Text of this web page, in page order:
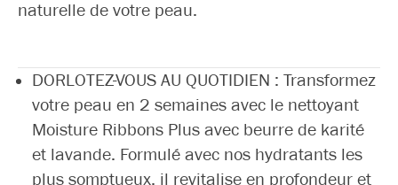
naturelle de votre peau.
DORLOTEZ-VOUS AU QUOTIDIEN : Transformez
votre peau en 2 semaines avec le nettoyant
Moisture Ribbons Plus avec beurre de karité
et lavande. Formulé avec nos hydratants les
plus somptueux, il revitalise en profondeur et